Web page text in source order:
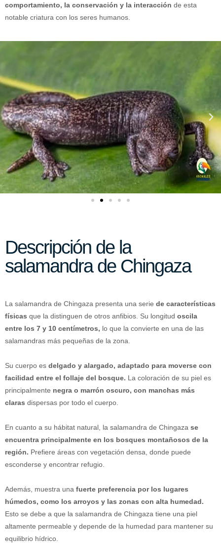
comportamiento, la conservación y la interacción de esta
notable criatura con los seres humanos.
Descripción de la
salamandra de Chingaza
La salamandra de Chingaza presenta una serie de características
físicas que la distinguen de otros anfibios. Su longitud oscila
entre los 7 y 10 centímetros, lo que la convierte en una de las
salamandras más pequeñas de la zona.
Su cuerpo es delgado y alargado, adaptado para moverse con
facilidad entre el follaje del bosque. La coloración de su piel es
principalmente negra o marrón oscuro, con manchas más
claras dispersas por todo el cuerpo.
En cuanto a su hábitat natural, la salamandra de Chingaza se
encuentra principalmente en los bosques montañosos de la
región. Prefiere áreas con vegetación densa, donde puede
esconderse y encontrar refugio.
Además, muestra una fuerte preferencia por los lugares
húmedos, como los arroyos y las zonas con alta humedad.
Esto se debe a que la salamandra de Chingaza tiene una piel
altamente permeable y depende de la humedad para mantener su
equilibrio hídrico.